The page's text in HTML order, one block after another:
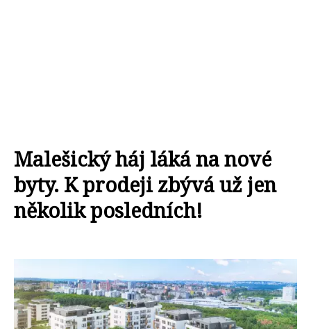
Malešický háj láká na nové
byty. K prodeji zbývá už jen
několik posledních!